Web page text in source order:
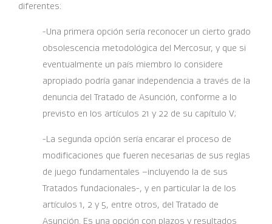
diferentes:
-Una primera opción sería reconocer un cierto grado
obsolescencia metodológica del Mercosur, y que si
eventualmente un país miembro lo considere
apropiado podría ganar independencia a través de la
denuncia del Tratado de Asunción, conforme a lo
previsto en los artículos 21 y 22 de su capítulo V;
-La segunda opción sería encarar el proceso de
modificaciones que fueren necesarias de sus reglas
de juego fundamentales –incluyendo la de sus
Tratados fundacionales-, y en particular la de los
artículos 1, 2 y 5, entre otros, del Tratado de
Asunción. Es una opción con plazos y resultados